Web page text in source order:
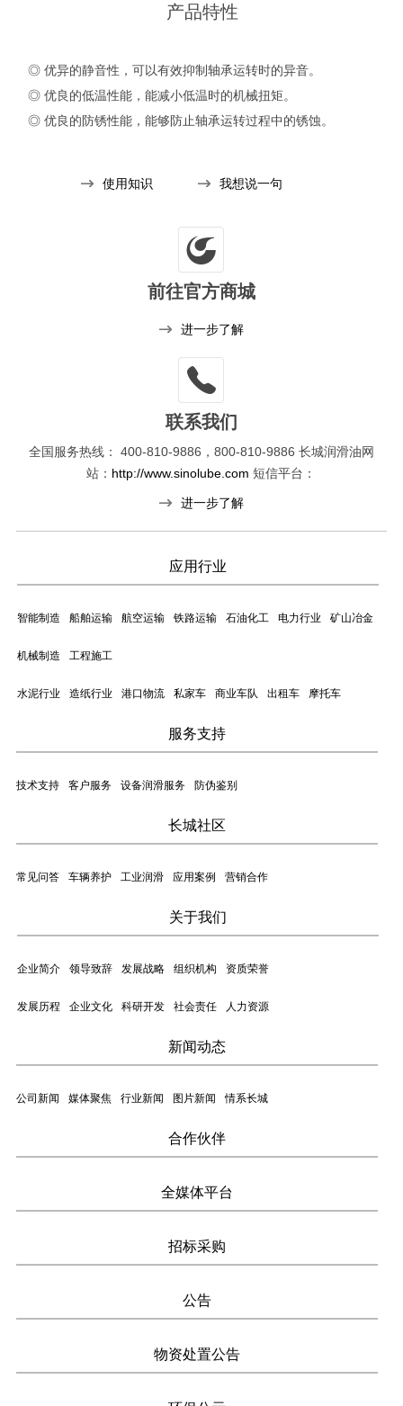
产品特性
◎ 优异的静音性，可以有效抑制轴承运转时的异音。
◎ 优良的低温性能，能减小低温时的机械扭矩。
◎ 优良的防锈性能，能够防止轴承运转过程中的锈蚀。
使用知识 我想说一句
前往官方商城
进一步了解
联系我们
全国服务热线： 400-810-9886，800-810-9886 长城润滑油网
站： http://www.sinolube.com 短信平台：
进一步了解
应用行业
智能制造 船舶运输 航空运输 铁路运输 石油化工 电力行业 矿山冶金
机械制造 工程施工
水泥行业 造纸行业 港口物流 私家车 商业车队 出租车 摩托车
服务支持
技术支持 客户服务 设备润滑服务 防伪鉴别
长城社区
常见问答 车辆养护 工业润滑 应用案例 营销合作
关于我们
企业简介 领导致辞 发展战略 组织机构 资质荣誉
发展历程 企业文化 科研开发 社会责任 人力资源
新闻动态
公司新闻 媒体聚焦 行业新闻 图片新闻 情系长城
合作伙伴
全媒体平台
招标采购
公告
物资处置公告